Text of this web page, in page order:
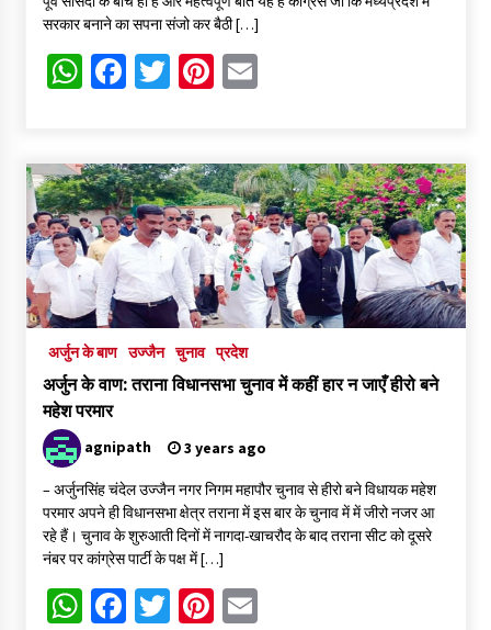
मौत से ठीक घंटे भर पहले पिता से की थी वीडियो कॉल, फिर फंदे पर झूलती
मिली नवविवाहिता
5 days ago
मक्सी की बेटियों ने राष्ट्रीय मंच पर लहराया परचम
5 days ago
दतिया उपचुनाव में हार के बाद भाजपा की बड़ी कार्रवाई, पूरी जिला इकाई और
मंडल-मोर्चा भंग
उज्जैन में थैली की आड़ में पुजारी की जेब से 80 हजार रुपये का मोबाइल पार
1 week ago
बाबा महाकाल की सवारी मार्ग का हो रहा कायाकल्प, भव्य वॉल पेंटिंग और चौड़ी
1 week ago
सरकार बनाने का सपना संजो कर बैठी […]
WhatsApp
Facebook
TwitterPinterest
Email
अर्जुन के बाण उज्जैन चुनाव प्रदेश
अर्जुन के वाण: तराना विधानसभा चुनाव में कहीं हार न जाएँ हीरो बने
महेश परमार
agnipath 3 years ago
– अर्जुनसिंह चंदेल उज्जैन नगर निगम महापौर चुनाव से हीरो बने विधायक महेश
परमार अपने ही विधानसभा क्षेत्र तराना में इस बार के चुनाव में में जीरो नजर आ
रहे हैं। चुनाव के शुरुआती दिनों में नागदा-खाचरौद के बाद तराना सीट को दूसरे
नंबर पर कांग्रेस पार्टी के पक्ष में […]
WhatsApp
Facebook
TwitterPinterest
Email